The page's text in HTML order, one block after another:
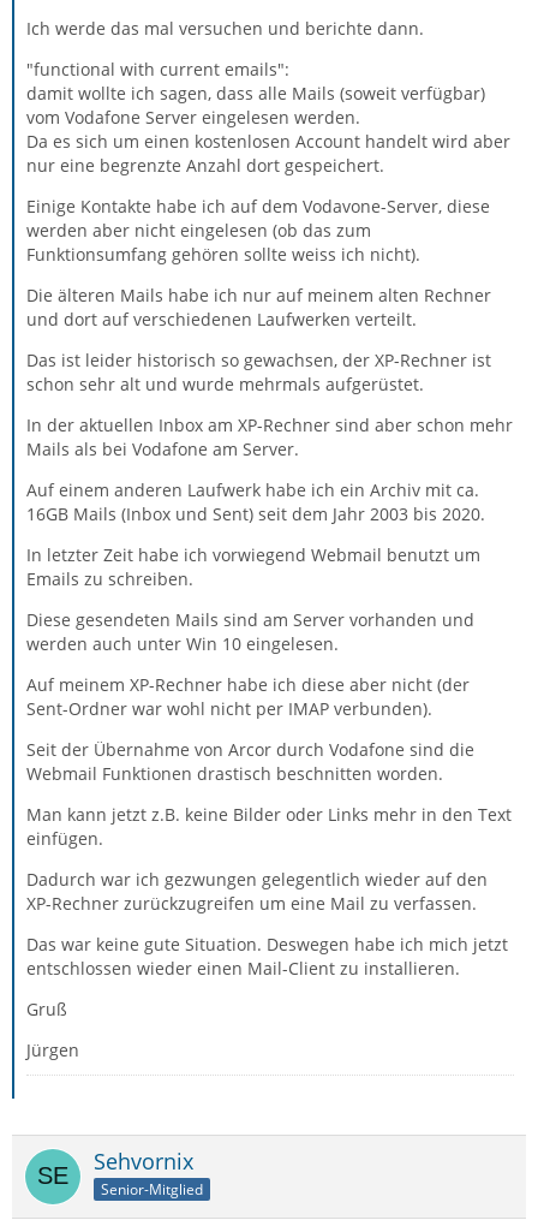
Ich werde das mal versuchen und berichte dann.
"functional with current emails":
damit wollte ich sagen, dass alle Mails (soweit verfügbar)
vom Vodafone Server eingelesen werden.
Da es sich um einen kostenlosen Account handelt wird aber
nur eine begrenzte Anzahl dort gespeichert.
Einige Kontakte habe ich auf dem Vodavone-Server, diese
werden aber nicht eingelesen (ob das zum
Funktionsumfang gehören sollte weiss ich nicht).
Die älteren Mails habe ich nur auf meinem alten Rechner
und dort auf verschiedenen Laufwerken verteilt.
Das ist leider historisch so gewachsen, der XP-Rechner ist
schon sehr alt und wurde mehrmals aufgerüstet.
In der aktuellen Inbox am XP-Rechner sind aber schon mehr
Mails als bei Vodafone am Server.
Auf einem anderen Laufwerk habe ich ein Archiv mit ca.
16GB Mails (Inbox und Sent) seit dem Jahr 2003 bis 2020.
In letzter Zeit habe ich vorwiegend Webmail benutzt um
Emails zu schreiben.
Diese gesendeten Mails sind am Server vorhanden und
werden auch unter Win 10 eingelesen.
Auf meinem XP-Rechner habe ich diese aber nicht (der
Sent-Ordner war wohl nicht per IMAP verbunden).
Seit der Übernahme von Arcor durch Vodafone sind die
Webmail Funktionen drastisch beschnitten worden.
Man kann jetzt z.B. keine Bilder oder Links mehr in den Text
einfügen.
Dadurch war ich gezwungen gelegentlich wieder auf den
XP-Rechner zurückzugreifen um eine Mail zu verfassen.
Das war keine gute Situation. Deswegen habe ich mich jetzt
entschlossen wieder einen Mail-Client zu installieren.
Gruß
Jürgen
Sehvornix
Senior-Mitglied